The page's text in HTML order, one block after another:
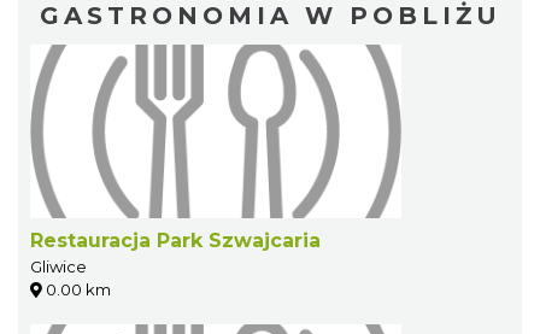
GASTRONOMIA W POBLIŻU
Restauracja Park Szwajcaria
Gliwice
0.00 km